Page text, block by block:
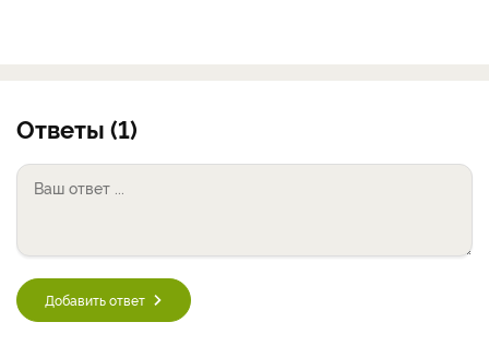
Ответы (1)
Добавить ответ